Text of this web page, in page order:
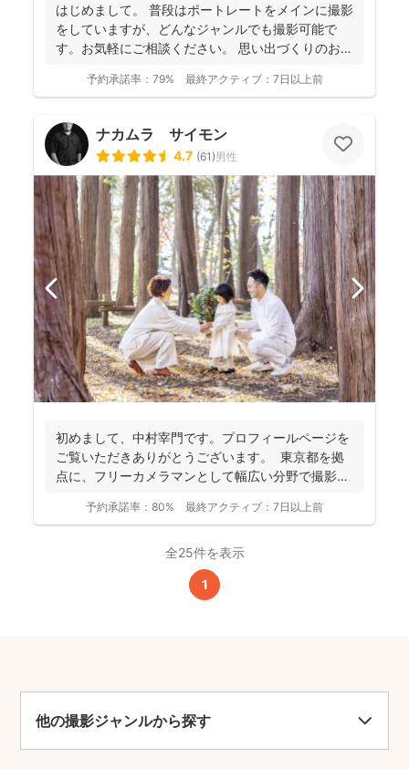
はじめまして。 普段はポートレートをメインに撮影
をしていますが、どんなジャンルでも撮影可能で
す。お気軽にご相談ください。 思い出づくりのお手
予約承諾率： 79% 最終アクティブ： 7日以上前
ナカムラ サイモン
4.7 (61)男性
初めまして、中村宰門です。プロフィールページを
ご覧いただきありがとうございます。 東京都を拠
点に、フリーカメラマンとして幅広い分野で撮影を
予約承諾率： 80% 最終アクティブ： 7日以上前
全25件を表示
1
他の撮影ジャンルから探す